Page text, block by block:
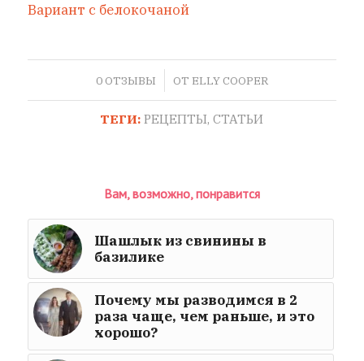
Вариант с белокочаной
0 ОТЗЫВЫ
/ ОТ ELLY COOPER
ТЕГИ: РЕЦЕПТЫ,СТАТЬИ
Вам, возможно, понравится
Шашлык из свинины в
базилике
Почему мы разводимся в 2
раза чаще, чем раньше, и это
хорошо?